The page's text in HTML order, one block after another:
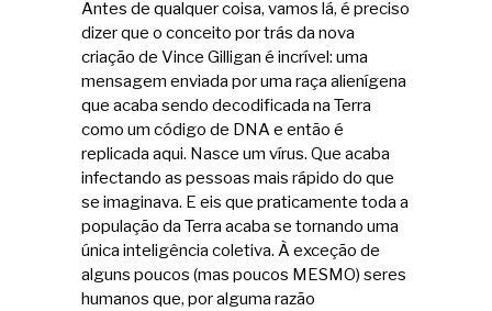
Antes de qualquer coisa, vamos lá, é preciso
dizer que o conceito por trás da nova
criação de Vince Gilligan é incrível: uma
mensagem enviada por uma raça alienígena
que acaba sendo decodificada na Terra
como um código de DNA e então é
replicada aqui. Nasce um vírus. Que acaba
infectando as pessoas mais rápido do que
se imaginava. E eis que praticamente toda a
população da Terra acaba se tornando uma
única inteligência coletiva. À exceção de
alguns poucos (mas poucos MESMO) seres
humanos que, por alguma razão